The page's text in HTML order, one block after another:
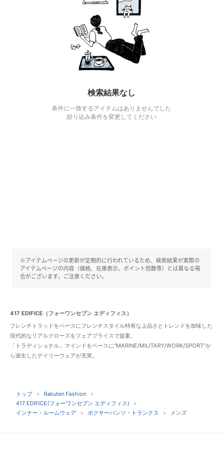
検索結果なし
条件に一致するアイテムはありませんでした
絞り込み条件を変更してください
※アイテムページの更新が定期的に行われているため、検索結果が実際の
アイテムページの内容（価格、在庫表示、ポイント倍数等）とは異なる場
合がございます。ご注意ください。
417 EDIFICE（フォーワンセブン エディフィス）
フレンチトラッドをベースにフレンチスタイル特有な上品さとトレンドを加味した
現代的なリアルクローズをフェアプライスで提案。
「トラディショナル」マインドをベースに“MARINE/MILITARY/WORK/SPORT”か
ら派生したデイリーウェアが充実。
トップ
Rakuten Fashion
417 EDIFICE(フォーワンセブン エディフィス)
インナー・ルームウェア
ボクサーパンツ・トランクス メンズ